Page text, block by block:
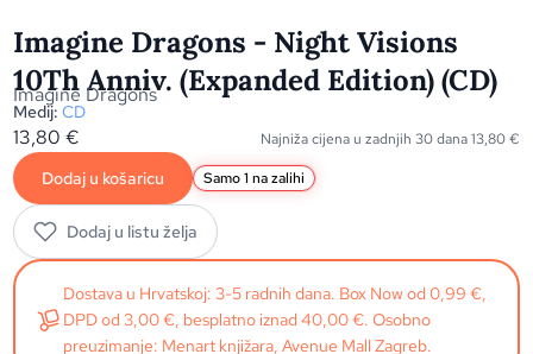
Imagine Dragons - Night Visions
10Th Anniv. (Expanded Edition) (CD)
Imagine Dragons
Medij: CD
13,80€ Najniža cijena u zadnjih 30 dana13,80€
Dodaj u košaricu Samo 1 na zalihi
Dodaj u listu želja
Dostava u Hrvatskoj: 3-5 radnih dana. Box Now od 0,99 €,
DPD od 3,00 €, besplatno iznad 40,00 €. Osobno
preuzimanje: Menart knjižara, Avenue Mall Zagreb.